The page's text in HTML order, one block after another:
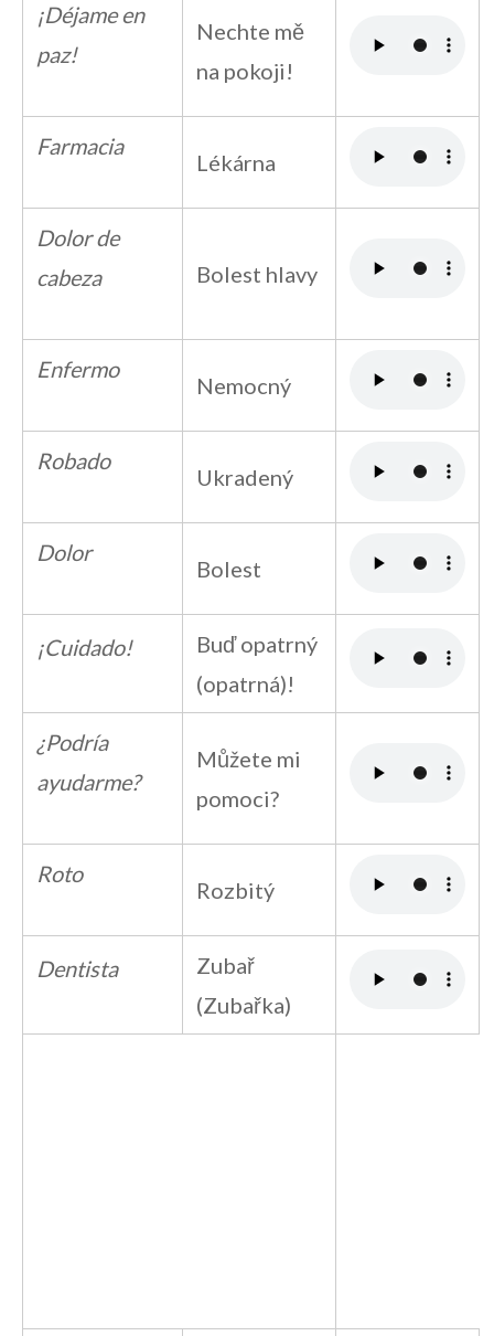
¡Déjame en
paz!
Nechte mě
na pokoji!
Farmacia
Lékárna
Dolor de
cabeza
Bolest hlavy
Enfermo
Nemocný
Robado
Ukradený
Dolor
Bolest
¡Cuidado!
Buď opatrný
(opatrná)!
¿Podría
ayudarme?
Můžete mi
pomoci?
Roto
Rozbitý
Dentista
Zubař
(Zubařka)